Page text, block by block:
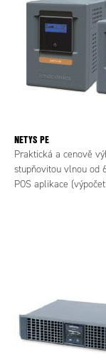
NETYS PE
Praktická a cenově
stupňovitou vlnou od
POS aplikace